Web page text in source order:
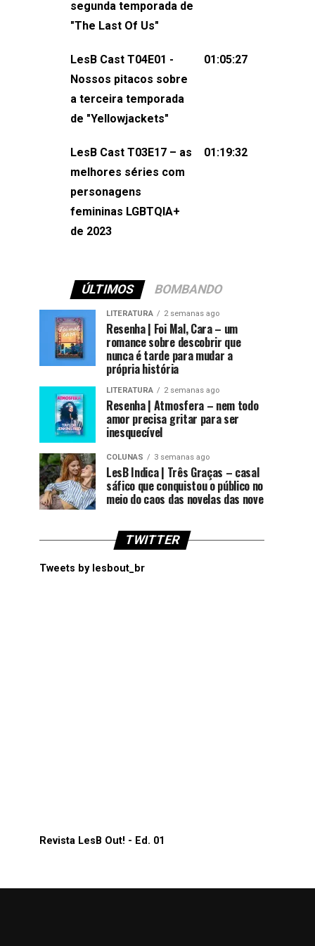
não esqueça de visitar nosso site e
sociais:Twitter: ⁠⁠⁠⁠@lesbout_br⁠⁠⁠⁠ Instagram:
do LesB Cast:Apresentação de
Karolen Passos
(⁠⁠⁠⁠⁠⁠@KarolenPassos⁠⁠⁠⁠⁠⁠)Participação de
Pollyelly FlorêncioEdição de Naiady
Machado
segunda temporada de
"The Last Of Us"
LesB Cast T04E01 -
Nossos pitacos sobre
a terceira temporada
de "Yellowjackets"
01:05:27
LesB Cast T03E17 – as
melhores séries com
personagens
femininas LGBTQIA+
de 2023
01:19:32
ÚLTIMOS BOMBANDO
LITERATURA 2 semanas ago
Resenha | Foi Mal, Cara – um
romance sobre descobrir que
nunca é tarde para mudar a
própria história
LITERATURA 2 semanas ago
Resenha | Atmosfera – nem todo
amor precisa gritar para ser
inesquecível
COLUNAS 3 semanas ago
LesB Indica | Três Graças – casal
sáfico que conquistou o público no
meio do caos das novelas das nove
TWITTER
Tweets by lesbout_br
Revista LesB Out! - Ed. 01